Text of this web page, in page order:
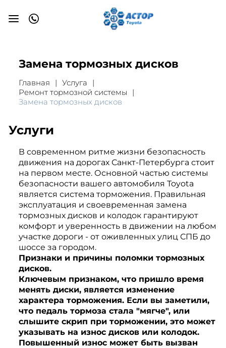
Замена тормозных дисков
Главная
Услуга
Ремонт тормозной системы
Замена тормозных дисков
Услуги
В современном ритме жизни безопасность
движения на дорогах Санкт-Петербурга стоит
на первом месте. Основной частью системы
безопасности вашего автомобиля Toyota
является система торможения. Правильная
эксплуатация и своевременная замена
тормозных дисков и колодок гарантируют
комфорт и уверенность в движении на любом
участке дороги - от оживленных улиц СПБ до
шоссе за городом.
Признаки и причины поломки тормозных
дисков.
Ключевым признаком, что пришло время
менять диски, является изменение
характера торможения. Если вы заметили,
что педаль тормоза стала "мягче", или
слышите скрип при торможении, это может
указывать на износ дисков или колодок.
Повышенный износ может быть вызван